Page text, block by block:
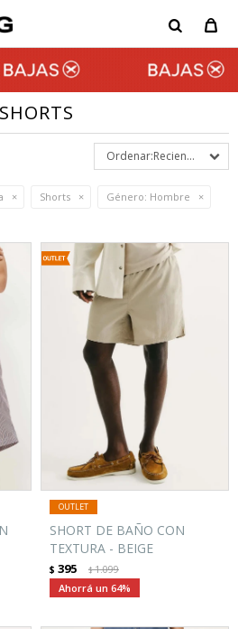
SHORTS
Recientes
Shorts Género: Hombre
SHORT DE BAÑO CON
TEXTURA - BEIGE
$ 395 $1.099
64